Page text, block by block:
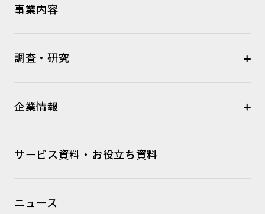
事業内容
調査・研究
企業情報
サービス資料・お役立ち資料
ニュース